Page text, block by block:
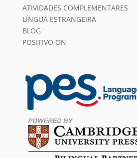
ATIVIDADES COMPLEMENTARES
LÍNGUA ESTRANGEIRA
BLOG
POSITIVO ON